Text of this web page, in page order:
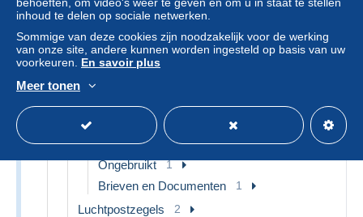
Kameroen 6
Finland 6
1856-1917 Russische administratie
Brieven en Documenten
1918-44 2
Ongebruikt 1
Brieven en Documenten 1
Luchtpostzegels 2
inhoud te delen op sociale netwerken.
Sommige van deze cookies zijn noodzakelijk voor de werking
van onze site, andere kunnen worden ingesteld op basis van uw
voorkeuren. En savoir plus
Meer tonen